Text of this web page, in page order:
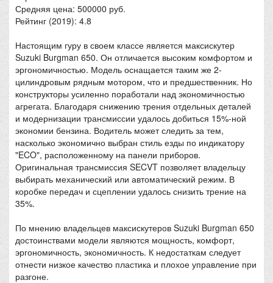
Средняя цена: 500000 руб.
Рейтинг (2019): 4.8
Настоящим гуру в своем классе является максискутер
Suzuki Burgman 650. Он отличается высоким комфортом и
эргономичностью. Модель оснащается таким же 2-
цилиндровым рядным мотором, что и предшественник. Но
конструкторы усиленно поработали над экономичностью
агрегата. Благодаря снижению трения отдельных деталей
и модернизации трансмиссии удалось добиться 15%-ной
экономии бензина. Водитель может следить за тем,
насколько экономично выбран стиль езды по индикатору
"ECO", расположенному на панели приборов.
Оригинальная трансмиссия SECVT позволяет владельцу
выбирать механический или автоматический режим. В
коробке передач и сцеплении удалось снизить трение на
35%.
По мнению владельцев максискутеров Suzuki Burgman 650
достоинствами модели являются мощность, комфорт,
эргономичность, экономичность. К недостаткам следует
отнести низкое качество пластика и плохое управление при
разгоне.